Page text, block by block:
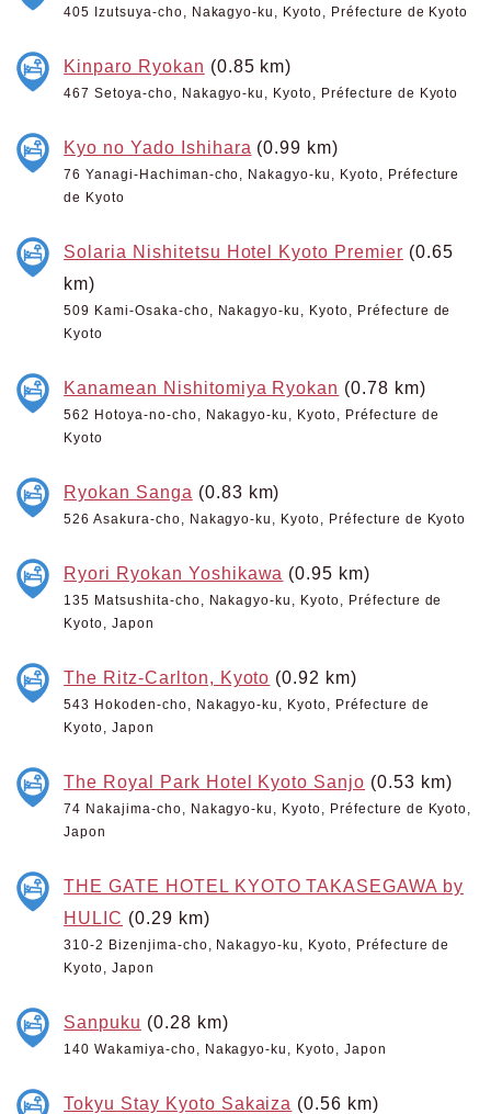
405 Izutsuya-cho, Nakagyo-ku, Kyoto, Préfecture de Kyoto
Kinparo Ryokan (0.85 km)
467 Setoya-cho, Nakagyo-ku, Kyoto, Préfecture de Kyoto
Kyo no Yado Ishihara (0.99 km)
76 Yanagi-Hachiman-cho, Nakagyo-ku, Kyoto, Préfecture
de Kyoto
Solaria Nishitetsu Hotel Kyoto Premier (0.65
km)
509 Kami-Osaka-cho, Nakagyo-ku, Kyoto, Préfecture de
Kyoto
Kanamean Nishitomiya Ryokan (0.78 km)
562 Hotoya-no-cho, Nakagyo-ku, Kyoto, Préfecture de
Kyoto
Ryokan Sanga (0.83 km)
526 Asakura-cho, Nakagyo-ku, Kyoto, Préfecture de Kyoto
Ryori Ryokan Yoshikawa (0.95 km)
135 Matsushita-cho, Nakagyo-ku, Kyoto, Préfecture de
Kyoto, Japon
The Ritz-Carlton, Kyoto (0.92 km)
543 Hokoden-cho, Nakagyo-ku, Kyoto, Préfecture de
Kyoto, Japon
The Royal Park Hotel Kyoto Sanjo (0.53 km)
74 Nakajima-cho, Nakagyo-ku, Kyoto, Préfecture de Kyoto,
Japon
THE GATE HOTEL KYOTO TAKASEGAWA by
HULIC (0.29 km)
310-2 Bizenjima-cho, Nakagyo-ku, Kyoto, Préfecture de
Kyoto, Japon
Sanpuku (0.28 km)
140 Wakamiya-cho, Nakagyo-ku, Kyoto, Japon
Tokyu Stay Kyoto Sakaiza (0.56 km)